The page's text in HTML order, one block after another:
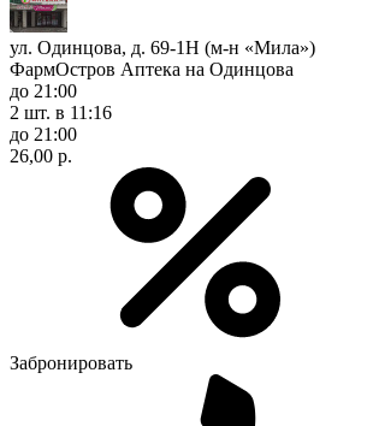
ул. Одинцова, д. 69-1Н (м-н «Мила»)
ФармОстров Аптека на Одинцова
до 21:00
2 шт. в 11:16
до 21:00
26,00 р.
Забронировать